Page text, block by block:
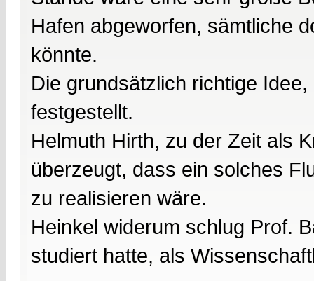
Hafen abgeworfen, sämtliche
könnte.
Die grundsätzlich richtige
festgestellt.
Helmuth Hirth, zu der Zeit als
überzeugt, dass ein solches
zu realisieren wäre.
Heinkel widerum schlug Prof.
studiert hatte, als